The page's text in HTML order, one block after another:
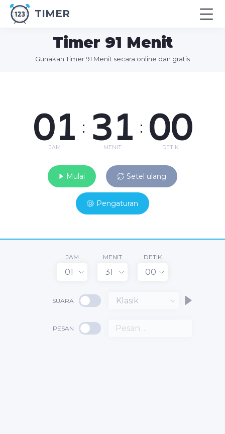
TIMER
Timer 91 Menit
Gunakan Timer 91 Menit secara online dan gratis
01
JAM
: 31
MENIT
: 00
DETIK
Mulai Setel ulang
Pengaturan
JAM
01
MENIT
31
DETIK
00
SUARA Klasik
PESAN